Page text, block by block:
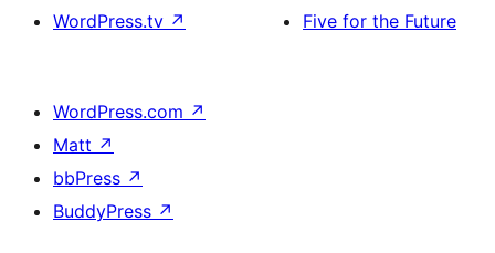
WordPress.tv ↗
Five for the Future
WordPress.com ↗
Matt ↗
bbPress ↗
BuddyPress ↗